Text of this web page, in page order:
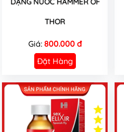
THOR
Giá: 800.000 đ
Đặt Hàng